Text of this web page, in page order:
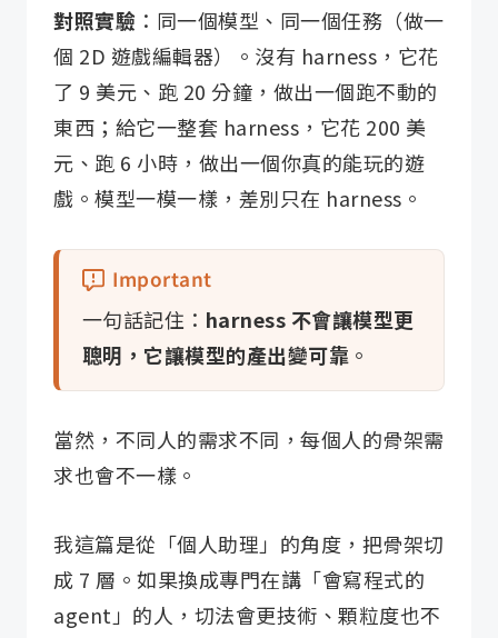
對照實驗 ：同一個模型、同一個任務（做一
個 2D 遊戲編輯器）。沒有 harness，它花
了 9 美元、跑 20 分鐘，做出一個跑不動的
東西；給它一整套 harness，它花 200 美
元、跑 6 小時，做出一個你真的能玩的遊
戲。模型一模一樣，差別只在 harness。
一句話記住： harness 不會讓模型更
聰明，它讓模型的產出變可靠 。
當然，不同人的需求不同，每個人的骨架需
求也會不一樣。
我這篇是從「個人助理」的角度，把骨架切
成 7 層。如果換成專門在講「會寫程式的
agent」的人，切法會更技術、顆粒度也不